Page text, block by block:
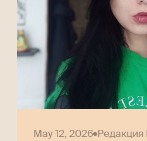
May 12, 2026 Редакция